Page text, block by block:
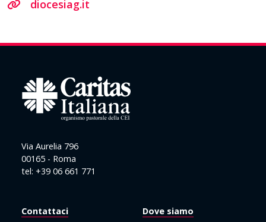
diocesiag.it
Via Aurelia 796
00165 - Roma
tel: +39 06 661 771
Contattaci Dove siamo